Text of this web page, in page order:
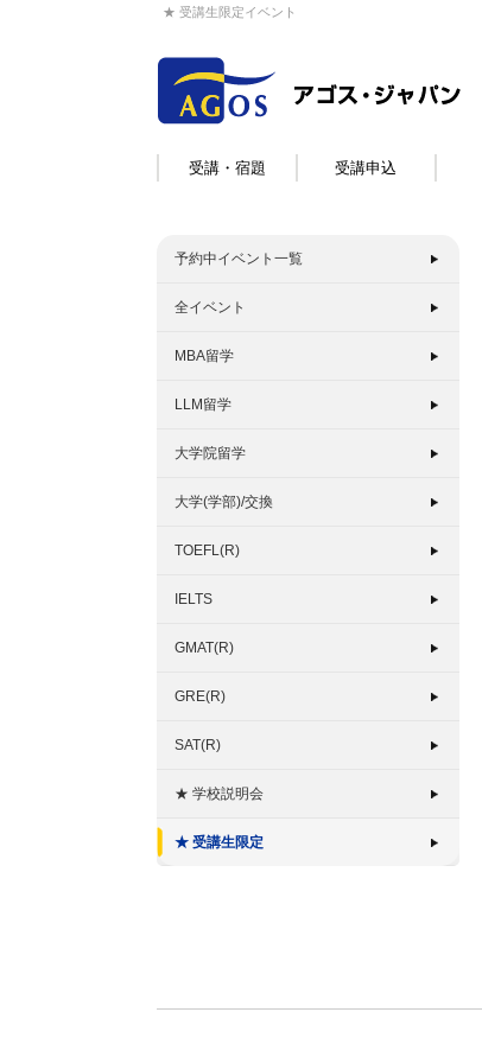
★ 受講生限定イベント
受講・宿題 受講申込
予約中イベント一覧
全イベント
MBA留学
LLM留学
大学院留学
大学(学部)/交換
TOEFL(R)
IELTS
GMAT(R)
GRE(R)
SAT(R)
★ 学校説明会
★ 受講生限定